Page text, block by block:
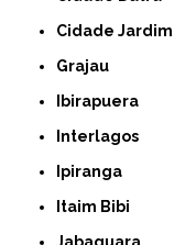
Cidade Jardim
Grajau
Ibirapuera
Interlagos
Ipiranga
Itaim Bibi
Jabaquara